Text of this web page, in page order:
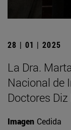
28 | 01 | 2025
La Dra.
Nacional de
Doctores
Imagen Cedida